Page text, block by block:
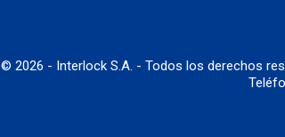
© 2026 - Interlock S.A. - Todos los derechos